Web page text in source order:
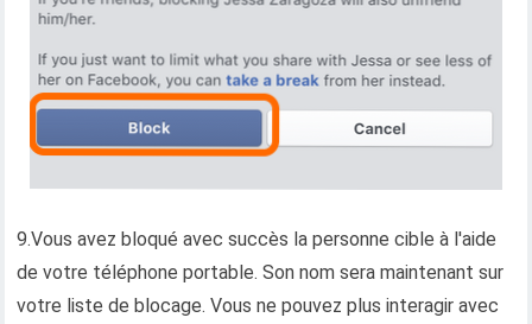
9.Vous avez bloqué avec succès la personne cible à l'aide
de votre téléphone portable. Son nom sera maintenant sur
votre liste de blocage. Vous ne pouvez plus interagir avec